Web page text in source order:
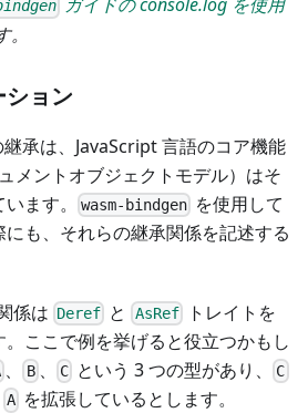
ョン
承は、JavaScript 言語のコア機能
メントオブジェクトモデル）はそ
ます。
wasm-bindgen を使用して
も、それらの継承関係を記述する
係は Deref と AsRefトレイトを
ここで例を挙げると役立つかもし
、 B、 C という 3 つの型があり、 C
A を拡張しているとします。